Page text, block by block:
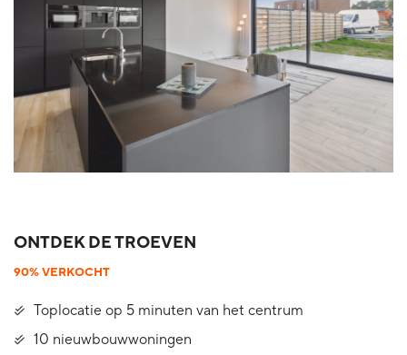
ONTDEK DE TROEVEN
90% VERKOCHT
Toplocatie op 5 minuten van het centrum
10 nieuwbouwwoningen